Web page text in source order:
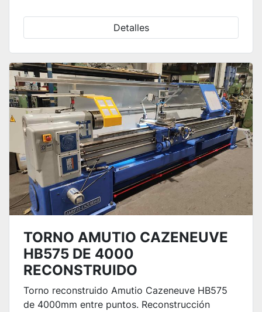
Detalles
TORNO AMUTIO CAZENEUVE
HB575 DE 4000
RECONSTRUIDO
Torno reconstruido Amutio Cazeneuve HB575
de 4000mm entre puntos. Reconstrucción